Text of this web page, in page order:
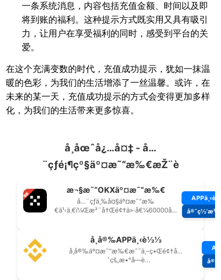
一条系统消息，内容包括充值金额、时间以及即
将到账的福利。这种提示方式既实用又具有吸引
力，让用户在享受福利的同时，感受到平台的关
爱。
在这个充满变数的时代，充值成功提示，犹如一抹温
暖的色彩，为我们的生活增添了一丝温馨。或许，在
未来的某一天，充值成功提示的方式会变得更加多样
化，为我们的生活带来更多惊喜。